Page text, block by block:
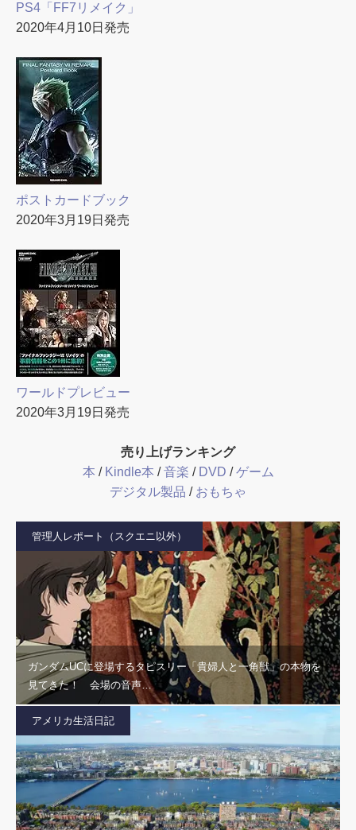
PS4「FF7リメイク」
2020年4月10日発売
ポストカードブック
2020年3月19日発売
ワールドプレビュー
2020年3月19日発売
売り上げランキング
本 / Kindle本 /音楽 / DVD /ゲーム
デジタル製品 / おもちゃ
管理人レポート（スクエニ以外）
ガンダムUCに登場するタピスリー「貴婦人と一角獣」の本物を
見てきた！ 会場の音声…
アメリカ生活日記